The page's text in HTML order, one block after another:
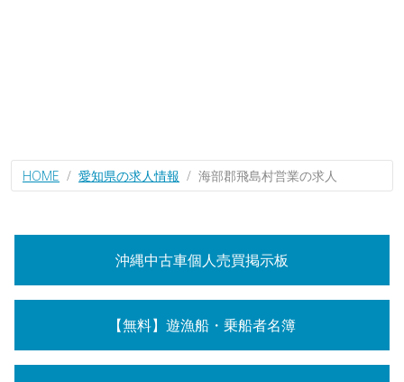
HOME 愛知県の求人情報 海部郡飛島村営業の求人
沖縄中古車個人売買掲示板
【無料】遊漁船・乗船者名簿